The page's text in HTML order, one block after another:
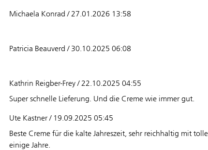
Michaela Konrad / 27.01.2026 13:58
Patricia Beauverd / 30.10.2025 06:08
Kathrin Reigber-Frey / 22.10.2025 04:55
Super schnelle Lieferung. Und die Creme wie immer gut.
Ute Kastner / 19.09.2025 05:45
Beste Creme für die kalte Jahreszeit, sehr reichhaltig mit
einige Jahre.